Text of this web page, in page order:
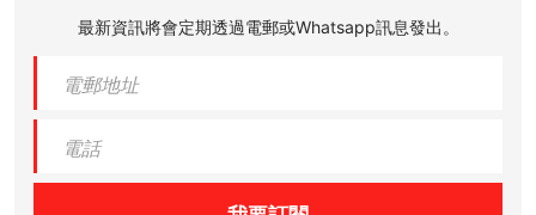
最新資訊將會定期透過電郵或Whatsapp訊息發出。